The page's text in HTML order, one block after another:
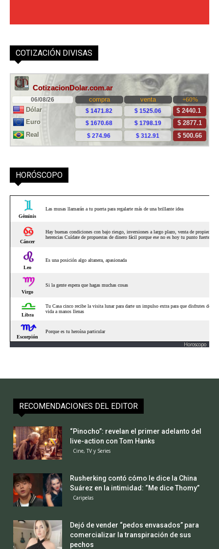
COTIZACIÓN DIVISAS
HORÓSCOPO
Horoscopo
RECOMENDACIONES DEL EDITOR
“Pinocho”: revelan el primer adelanto del
live-action con Tom Hanks
Cine, TV y Series
Rusherking contó cómo le dice la China
Suárez en la intimidad: “Me dice Thomy”
Caripelas
Dejó de vender “pedos envasados” para
comercializar la transpiración de sus
pechos